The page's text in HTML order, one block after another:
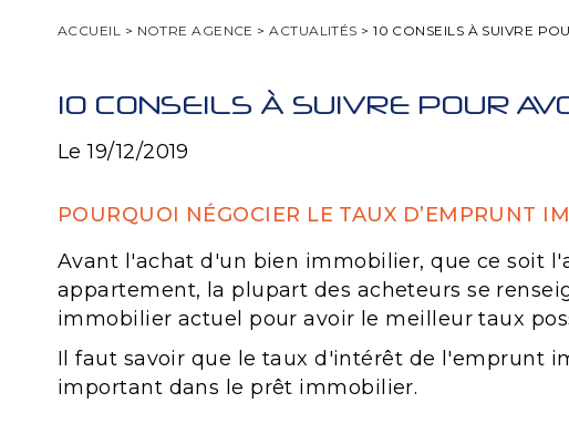
ACCUEIL > NOTRE AGENCE >ACTUALITÉS >10 CONSEILS À SUIVRE
10 CONSEILS À SUIVRE POUR
Le 19/12/2019
POURQUOI NÉGOCIER LE TAUX D’EMPRUNT
Avant l'achat d'un bien immobilier, que ce soit
appartement, la plupart des acheteurs se
immobilier actuel pour avoir le meilleur taux
Il faut savoir que le taux d'intérêt de l'emprunt
important dans le prêt immobilier.